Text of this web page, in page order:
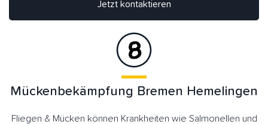
Jetzt kontaktieren
Mückenbekämpfung Bremen Hemelingen
Fliegen & Mücken können Krankheiten wie Salmonellen und